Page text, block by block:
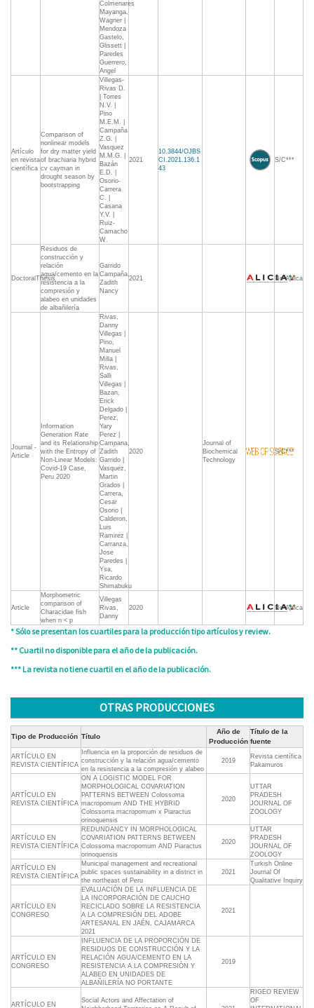
Colmenares
Mayanga,
Wagner |
Mendoza
Gastelo,
Glissett |
Paredes
Guerrero,
Angel
Artículo
en revista
científica
Comparison of
nonlinear models
for dry matter yield
of brachiaria hybrid
cv cayman in
drought season by
bootstrapping
Villegas-
Rivas D.
| Torres
N.V. |
Pino
M.E.M. |
Campaña
Z.G. |
Vasquez
M.M.G. |
Bazán
E.D. |
Osorio-
Carrera
C. |
Casana
Y.V. |
Ruiz-
Camacho
W.
2021
10.3844/OJBS
CI.2021.136.1
43
S/C***
DoctoralThesis
Residuos de
construcción y
relación
agua/cemento en la
resistencia a la
compresión y
alabeo en unidades
de albañilería
Garrido
Campaña,
Zadith
Nancy
2021 No Aplica
Journal -
Article
Information
Generation Rate
and its Relationship
with the Entropy of
Non-Linear Models:
Covid-19 Case,
Peru 2020
Rivas,
Danny
Villegas |
Pino,
Manuel
Milla |
Rivas,
Salli
Villegas |
Bazan,
Erick
Delgado |
Perez,
Yary
Perez |
Campana,
Zadith
Garrido |
Vasquez,
Martin
Grados |
Carrera,
Cesar
Osorio |
Calderon,
Luis
Ramirez |
Carranza,
Jose
Paredes |
Ysa,
Ricardo
Shimabuku
2020
Journal of
Biochemical
Technology
S/C***
Article
Morphometric
comparison of
Characidae fish
when n < p
Villegas
Rivas,
Danny
2020 No Aplica
* Sólo se presentan los cuartiles para la producción tipo artículos y review.
** Cuartil no disponible para el año de la publicación.
*** La revista no tiene cuartil en el año de la publicación.
OTRAS PRODUCCIONES
Tipo de Producción Título
Año de
Producción
Título de la
fuente
ARTÍCULO EN
REVISTA CIENTÍFICA
Influencia en la proporción de residuos de
construcción y la relación agua/cemento
en la resistencia a la compresión y alabeo
2019
Revista científica
Pakamuros
ARTÍCULO EN
REVISTA CIENTÍFICA
ON A LOGISTIC MODEL FOR
MORPHOLOGICAL COVARIATION
PATTERNS BETWEEN Colossoma
macropomum AND THE HYBRID
Colossoma macropomum x Piaractus
orinoquensis
2020
UTTAR
PRADESH
JOURNAL OF
ZOOLOGY
ARTÍCULO EN
REVISTA CIENTÍFICA
REDUNDANCY IN MORPHOLOGICAL
COVARIATION PATTERNS BETWEEN
Colossoma macropomum AND Piaractus
orinoquensis
2020
UTTAR
PRADESH
JOURNAL OF
ZOOLOGY
ARTÍCULO EN
REVISTA CIENTÍFICA
Municipal management and recreational
public spaces sustainability in a district in
the northeast of Peru
2021
Turkish Online
Journal Of
Qualitative Inquiry
ARTÍCULO EN
CONGRESO
EVALUACIÓN DE LA INFLUENCIA DE
LA INCORPORACIÓN DE CAUCHO
RECICLADO SOBRE LA RESISTENCIA
A LA COMPRESIÓN DEL ADOBE
ARTESANAL EN JAÉN, CAJAMARCA
2021
2021
ARTÍCULO EN
CONGRESO
INFLUENCIA DE LA PROPORCIÓN DE
RESIDUOS DE CONSTRUCCIÓN Y LA
RELACIÓN AGUA/CEMENTO EN LA
RESISTENCIA A LA COMPRESIÓN Y
ALABEO EN UNIDADES DE
ALBAÑILERÍA NO PORTANTE
2019
ARTÍCULO EN
Social Actors and Affectation of
RIGEO REVIEW
OF